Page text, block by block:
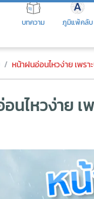
บทความ ภูมิแพ้คลับ
ย เพราะ
หน้าฝนอ่อนไหวง่าย เพรา
นไหวง่าย เ